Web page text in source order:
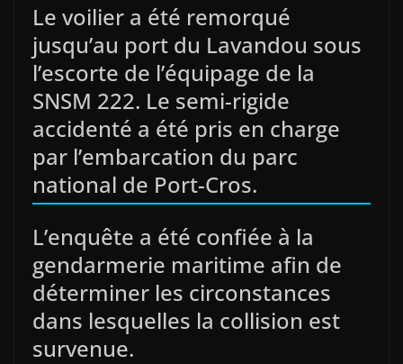
Le voilier a été remorqué
jusqu’au port du Lavandou sous
l’escorte de l’équipage de la
SNSM 222. Le semi-rigide
accidenté a été pris en charge
par l’embarcation du parc
national de Port-Cros.
L’enquête a été confiée à la
gendarmerie maritime afin de
déterminer les circonstances
dans lesquelles la collision est
survenue.